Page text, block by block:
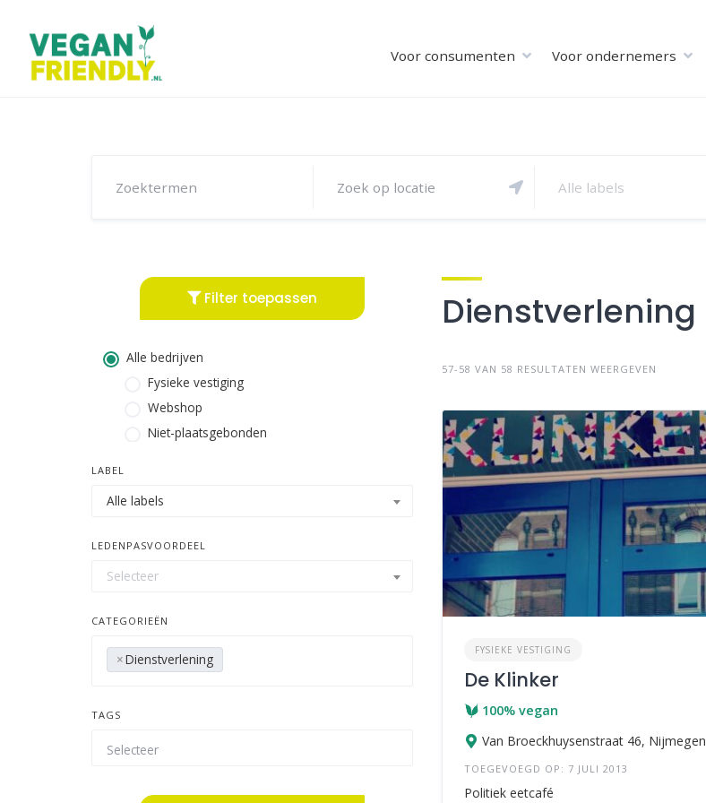
content
Voor consumenten Voor ondernemers
Alle labels
Filter toepassen
Alle bedrijven
Fysieke vestiging
Webshop
Niet-plaatsgebonden
LABEL
Alle labels
LEDENPASVOORDEEL
Selecteer
CATEGORIEËN
×Dienstverlening
TAGS
Dienstverlening
57-58 VAN 58 RESULTATEN WEERGEVEN
FYSIEKE VESTIGING
De Klinker
100% vegan
Van Broeckhuysenstraat 46, Nijmegen
TOEGEVOEGD OP: 7 JULI 2013
Politiek eetcafé